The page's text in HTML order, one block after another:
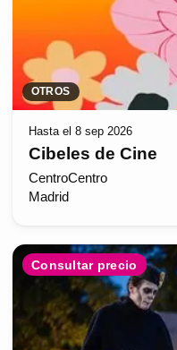
OTROS
Hasta el 8 sep 2026
Cibeles de Cine
CentroCentro
Madrid
Consultar precio